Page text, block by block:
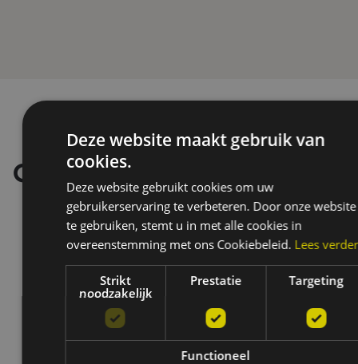
Onze merken
Deze website maakt gebruik van
cookies.
Deze website gebruikt cookies om uw
gebruikerservaring te verbeteren. Door onze website
te gebruiken, stemt u in met alle cookies in
overeenstemming met ons Cookiebeleid. Lees verder
Strikt
noodzakelijk
Prestatie Targeting
Functioneel